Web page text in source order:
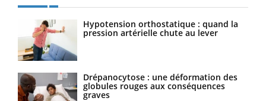
Hypotension orthostatique : quand la
pression artérielle chute au lever
Drépanocytose : une déformation des
globules rouges aux conséquences
graves